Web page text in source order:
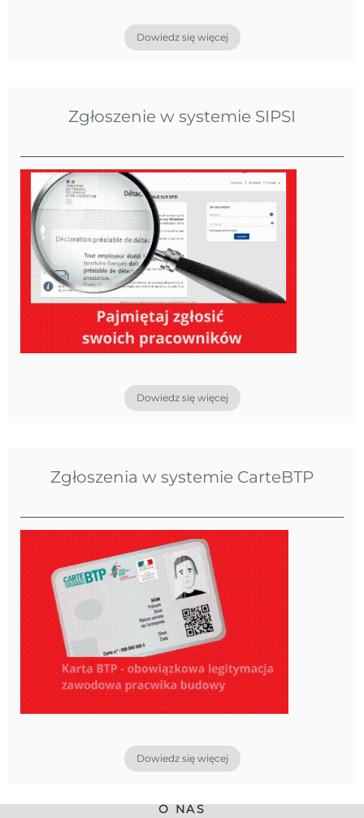
Dowiedz się więcej
Zgłoszenie w systemie SIPSI
Dowiedz się więcej
Zgłoszenia w systemie CarteBTP
Dowiedz się więcej
O NAS